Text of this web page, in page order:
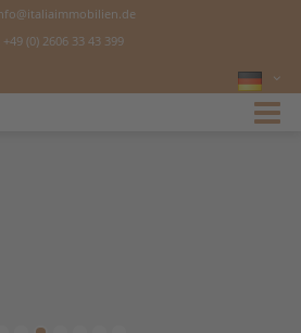
+49 (0) 2606 33 43 399